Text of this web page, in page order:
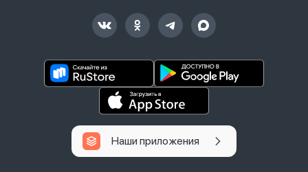
Наши приложения